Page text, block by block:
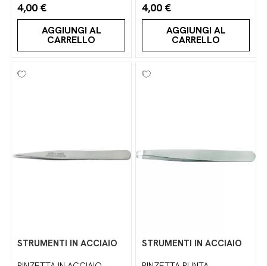
4,00 €
AGGIUNGI AL
CARRELLO
4,00 €
AGGIUNGI AL
CARRELLO
STRUMENTI IN ACCIAIO
STRUMENTI IN ACCIAIO